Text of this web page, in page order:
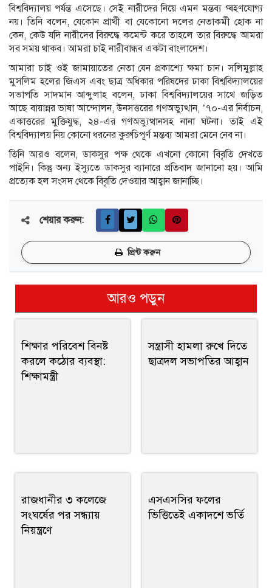
বিশ্ববিদ্যালয় পর্যন্ত এসেছে। সেই নারীদের নিয়ে এমন মন্তব্য গ্ৰহণযোগ্য
নয়। তিনি বলেন, যেকোন প্রার্থী বা যেকোনো দলের নেতাকর্মী হোক না
কেন, কেউ যদি নারীদের বিরুদ্ধে কমেন্ট করে তাহলে তার বিরুদ্ধে আমরা
সব সময় থাকব। আমরা চাই নারীবান্ধব একটা বাংলাদেশ।
আমারা চাই ওই জামায়াতের নেতা যেন প্রকাশ্যে ক্ষমা চান। সলিমুল্লাহ
মুসলিম হলের জিএস এবং ছাত্র অধিকার পরিষদের ঢাকা বিশ্ববিদ্যালয়ের
সভাপতি সাদমান আব্দুলাহ বলেন, ঢাকা বিশ্ববিদ্যালয়ের সাথে জড়িত
আছে বায়ান্নর ভাষা আন্দোলন, উনসত্তরের গণঅভ্যুত্থান, ’৭০-এর নির্বাচন,
একাত্তরের মুক্তিযুদ্ধ, ২৪-এর গণঅভ্যুত্থানসহ নানা ঘটনা। তাই এই
বিশ্ববিদ্যালয় নিয় কোনো ধরনের কুরুচিপূর্ণ মন্তব্য আমরা মেনে নেব না।
তিনি আরও বলেন, ডাকসুর পক্ষ থেকে এখনো কোনো বিবৃতি দেখতে
পাইনি। কিন্তু অন্য ইস্যুতে ডাকসুর ব্যানারে প্রতিবাদ জানানো হয়। আমি
প্রত্যেক হল সংসদ থেকে বিবৃতি দেওয়ার আহ্বান জানাচ্ছি।
শেয়ার করুন:
প্রিন্ট করুন
আরও পড়ুন
শিক্ষার পরিবেশ বিনষ্ট
করলে কঠোর ব্যবস্থা:
শিক্ষামন্ত্রী
সন্ত্রাসী হামলা রুখে দিতে
ছাত্রদল সভাপতির আহ্বান
রাজধানীর ৩ কলেজে
সংঘর্ষের পর সন্ধ্যায়
নিয়ন্ত্রণে
এসএসসির ফলের
ভিত্তিতেই একাদশে ভর্তি